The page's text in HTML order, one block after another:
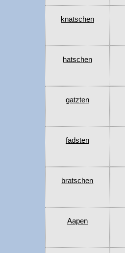
knatschen
hatschen
gatzten
fadsten
bratschen
Aapen